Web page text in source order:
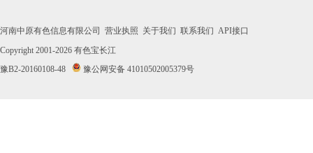
· 2026年07月28日有色宝长江无氧铜丝Φ3mm价格市场行情
· 2026年07月27日有色宝长江无氧铜丝Φ3mm价格市场行情
河南中原有色信息有限公司 营业执照 关于我们 联系我们 API接口
Copyright 2001-2026 有色宝长江
豫B2-20160108-48
豫公网安备 41010502005379号